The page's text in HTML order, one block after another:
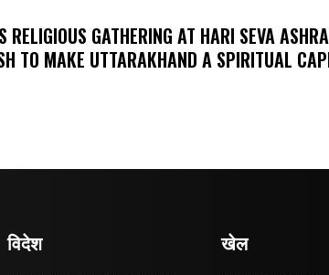
RELIGIOUS GATHERING AT HARI SEVA
TO MAKE UTTARAKHAND A SPIRITUAL
विदेश खेल